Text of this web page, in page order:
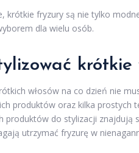
krótkie fryzury są nie tylko
dla wielu osób.
krótkie
włosów na co dzień nie
produktów oraz kilka prostych
produktów do stylizacji znajdują
utrzymać fryzurę w